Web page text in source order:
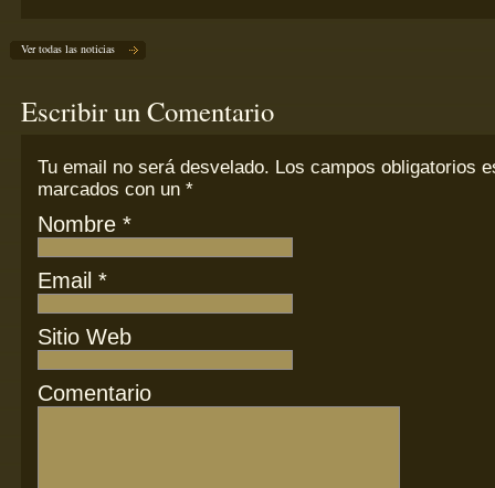
Ver todas las noticias
Escribir un Comentario
Tu email noserá desvelado. Los campos obligatorios
marcados con un *
Nombre *
Email *
Sitio Web
Comentario